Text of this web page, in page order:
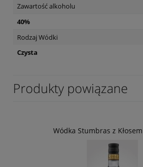
Zawartość alkoholu
40%
Rodzaj Wódki
Czysta
Produkty powiązane
Wódka Stumbras z